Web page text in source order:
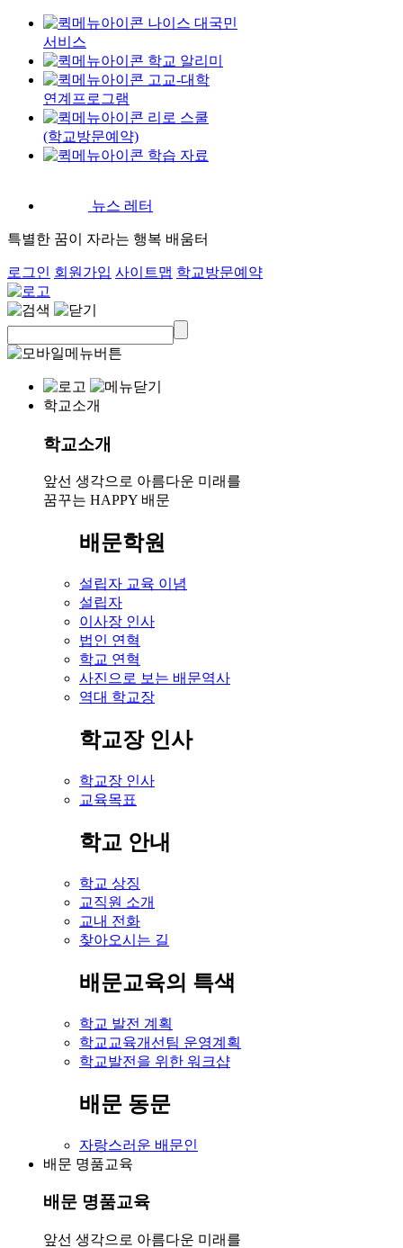
나이스 대국민
서비스
학교 알리미
고교-대학
연계프로그램
리로 스쿨
(학교방문예약)
학습 자료
뉴스 레터
특별한 꿈이 자라는 행복 배움터
로그인 회원가입 사이트맵 학교방문예약
학교소개
학교소개
앞선 생각으로 아름다운 미래를
꿈꾸는 HAPPY 배문
배문학원
설립자 교육 이념
설립자
이사장 인사
법인 연혁
학교 연혁
사진으로 보는 배문역사
역대 학교장
학교장 인사
학교장 인사
교육목표
학교 안내
학교 상징
교직원 소개
교내 전화
찾아오시는 길
배문교육의 특색
학교 발전 계획
학교교육개선팀 운영계획
학교발전을 위한 워크샵
배문 동문
자랑스러운 배문인
배문 명품교육
배문 명품교육
앞선 생각으로 아름다운 미래를